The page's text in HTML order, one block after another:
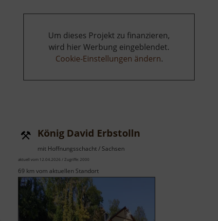
Um dieses Projekt zu finanzieren,
wird hier Werbung eingeblendet.
Cookie-Einstellungen ändern.
König David Erbstolln
mit Hoffnungsschacht / Sachsen
aktuell vom 12.04.2026 / Zugriffe: 2000
69 km vom aktuellen Standort